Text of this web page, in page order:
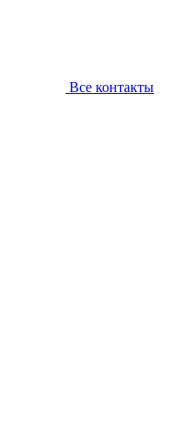
Все контакты